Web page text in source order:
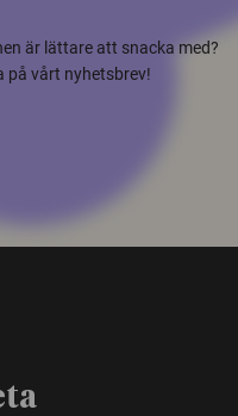
är lättare att snacka med?
på vårt nyhetsbrev!